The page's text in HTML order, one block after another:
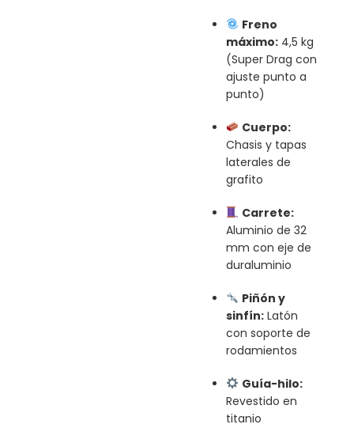
Freno
máximo: 4,5 kg
(Super Drag con
ajuste punto a
punto)
Cuerpo:
Chasis y tapas
laterales de
grafito
Carrete:
Aluminio de 32
mm con eje de
duraluminio
Piñón y
sinfín: Latón
con soporte de
rodamientos
Guía-hilo:
Revestido en
titanio